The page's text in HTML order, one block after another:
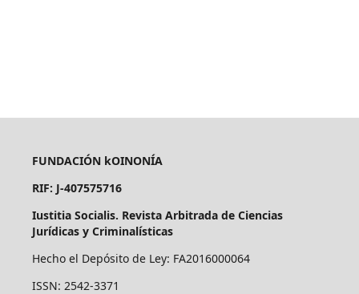
FUNDACIÓN kOINONÍA
RIF: J-407575716
Iustitia Socialis. Revista Arbitrada de Ciencias
Jurídicas y Criminalísticas
Hecho el Depósito de Ley: FA2016000064
ISSN: 2542-3371